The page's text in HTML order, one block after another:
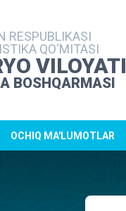
RESPUBLIKASI
QO‘MITASI
VILOYATI
BOSHQARMASI
OCHIQ MA'LUMOTLAR